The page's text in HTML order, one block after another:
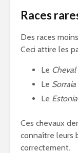
Races
Des races
Ceci attire les
Le
Le Sorraia
Le
Ces chevaux
connaître leurs
correctement.